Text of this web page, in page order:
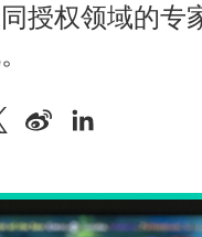
授权领域的专